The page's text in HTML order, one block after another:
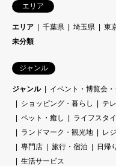
エリア
エリア 千葉県 埼玉県 東
未分類
ジャンル
ジャンル イベント・博覧会
ショッピング・暮らし
テ
ペット・癒し
ライフスタ
ランドマーク・観光地
レ
専門店
旅行・宿泊 日帰
生活サービス